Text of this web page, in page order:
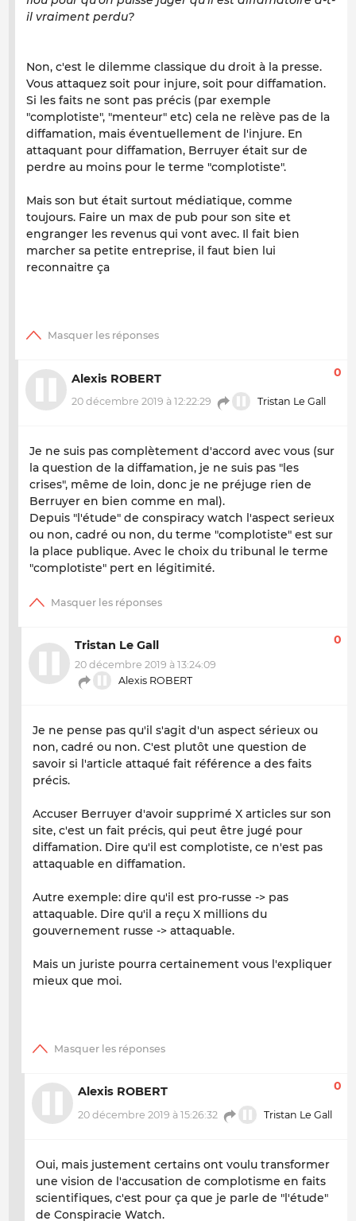
il vraiment perdu?
Non, c'est le dilemme classique du droit à la presse.
Vous attaquez soit pour injure, soit pour diffamation.
Si les faits ne sont pas précis (par exemple
"complotiste", "menteur" etc) cela ne relève pas de la
diffamation, mais éventuellement de l'injure. En
attaquant pour diffamation, Berruyer était sur de
perdre au moins pour le terme "complotiste".
Mais son but était surtout médiatique, comme
toujours. Faire un max de pub pour son site et
engranger les revenus qui vont avec. Il fait bien
marcher sa petite entreprise, il faut bien lui
reconnaitre ça
Alexis ROBERT
20 décembre 2019 à 12:22:29 Tristan Le Gall
0
Je ne suis pas complètement d'accord avec vous (sur
la question de la diffamation, je ne suis pas "les
crises", même de loin, donc je ne préjuge rien de
Berruyer en bien comme en mal).
Depuis "l'étude" de conspiracy watch l'aspect serieux
ou non, cadré ou non, du terme "complotiste" est sur
la place publique. Avec le choix du tribunal le terme
"complotiste" pert en légitimité.
Tristan Le Gall
20 décembre 2019 à 13:24:09
Alexis ROBERT
0
Je ne pense pas qu'il s'agit d'un aspect sérieux ou
non, cadré ou non. C'est plutôt une question de
savoir si l'article attaqué fait référence a des faits
précis.
Accuser Berruyer d'avoir supprimé X articles sur son
site, c'est un fait précis, qui peut être jugé pour
diffamation. Dire qu'il est complotiste, ce n'est pas
attaquable en diffamation.
Autre exemple: dire qu'il est pro-russe -> pas
attaquable. Dire qu'il a reçu X millions du
gouvernement russe -> attaquable.
Mais un juriste pourra certainement vous l'expliquer
mieux que moi.
Alexis ROBERT
20 décembre 2019 à 15:26:32 Tristan Le Gall
0
Oui, mais justement certains ont voulu transformer
une vision de l'accusation de complotisme en faits
scientifiques, c'est pour ça que je parle de "l'étude"
de Conspiracie Watch.